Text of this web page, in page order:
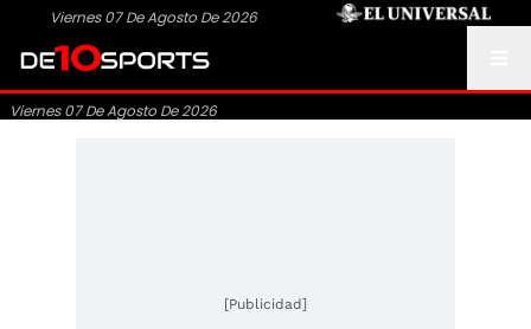
Viernes 07 De Agosto De 2026
Viernes 07 De Agosto De 2026
[Publicidad]